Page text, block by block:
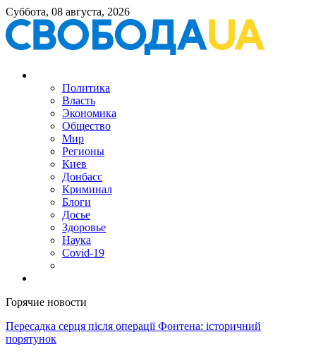
Суббота, 08 августа, 2026
Политика
Власть
Экономика
Общество
Мир
Регионы
Киев
Донбасс
Криминал
Блоги
Досье
Здоровье
Наука
Covid-19
Горячие новости
Пересадка серця після операції Фонтена: історичний
порятунок